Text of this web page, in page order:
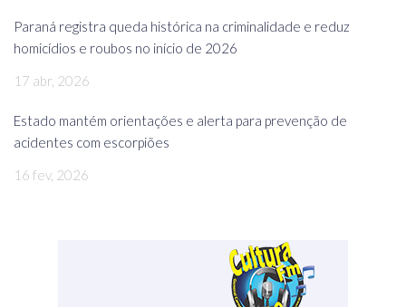
Paraná registra queda histórica na criminalidade e reduz
homicídios e roubos no início de 2026
17 abr, 2026
Estado mantém orientações e alerta para prevenção de
acidentes com escorpiões
16 fev, 2026